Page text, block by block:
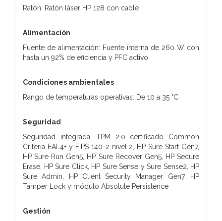
Ratón: Ratón láser HP 128 con cable
Alimentación
Fuente de alimentación: Fuente interna de 260 W con
hasta un 92% de eficiencia y PFC activo
Condiciones ambientales
Rango de temperaturas operativas: De 10 a 35 °C
Seguridad
Seguridad integrada: TPM 2.0 certificado Common
Criteria EAL4+ y FIPS 140-2 nivel 2, HP Sure Start Gen7,
HP Sure Run Gen5, HP Sure Recover Gen5, HP Secure
Erase, HP Sure Click, HP Sure Sense y Sure Sense2, HP
Sure Admin, HP Client Security Manager Gen7, HP
Tamper Lock y módulo Absolute Persistence
Gestión